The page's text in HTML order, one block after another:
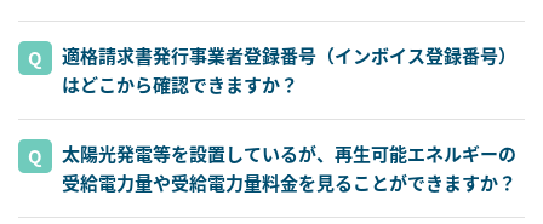
適格請求書発行事業者登録番号（インボイス登録番号）
はどこから確認できますか？
太陽光発電等を設置しているが、再生可能エネルギーの
受給電力量や受給電力量料金を見ることができますか？